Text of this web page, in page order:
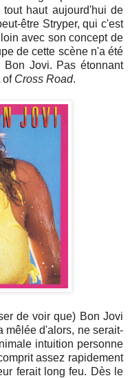
haut aujourd'hui de
être Stryper, qui c'est
avec son concept de
de cette scène n'a été
Jovi. Pas étonnant
of Cross Road.
de voir que) Bon Jovi
mêlée d'alors, ne serait-
intuition personne
assez rapidement
ferait long feu. Dès le